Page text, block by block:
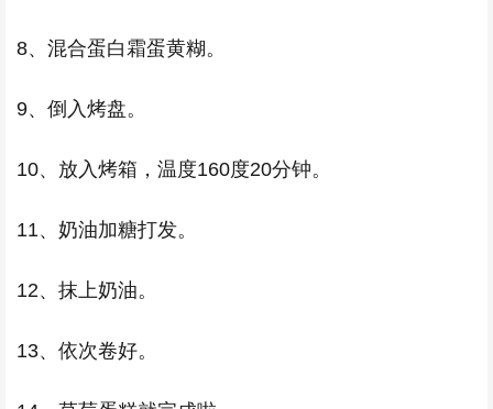
8、混合蛋白霜蛋黄糊。
9、倒入烤盘。
10、放入烤箱，温度160度20分钟。
11、奶油加糖打发。
12、抹上奶油。
13、依次卷好。